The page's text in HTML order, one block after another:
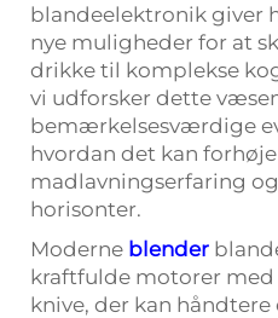
blandeelektronik giver
nye muligheder for at
drikke til komplekse
vi udforsker dette
bemærkelsesværdige
hvordan det kan
madlavningserfaring
horisonter.
Moderne blender
kraftfulde motorer
knive, der kan